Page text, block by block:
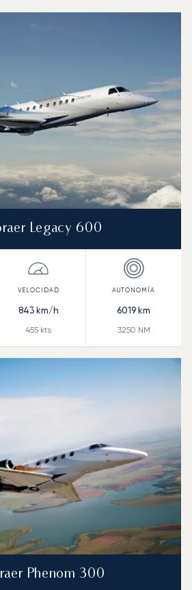
Legacy 600
843km/h
455 kts
6019 km
3250 NM
Phenom 300